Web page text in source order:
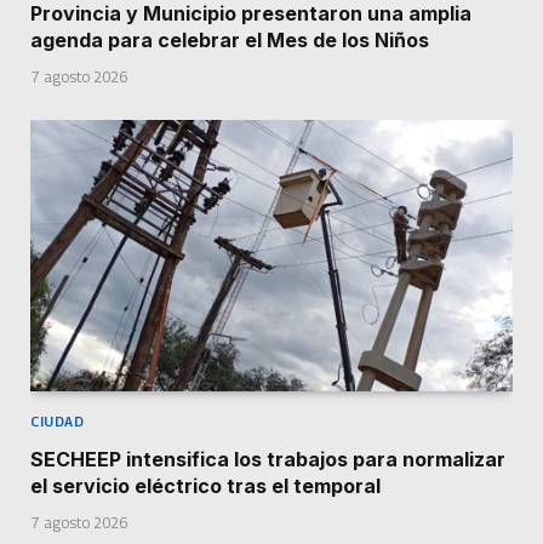
Provincia y Municipio presentaron una amplia
agenda para celebrar el Mes de los Niños
7 agosto 2026
CIUDAD
SECHEEP intensifica los trabajos para normalizar
el servicio eléctrico tras el temporal
7 agosto 2026